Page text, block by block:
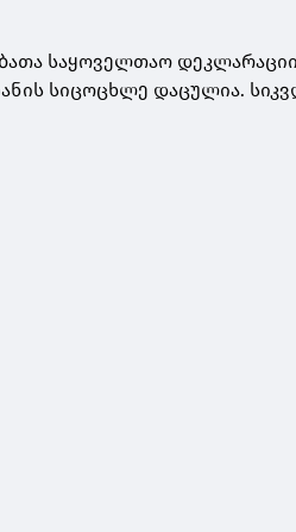
საყოველთაო
სიცოცხლე დაცულია.